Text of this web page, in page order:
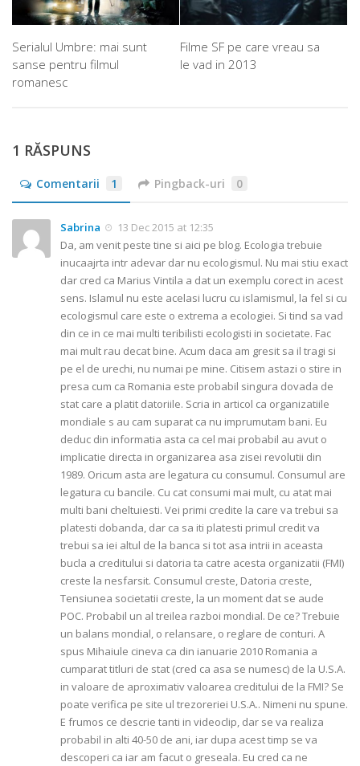
Serialul Umbre: mai sunt
sanse pentru filmul
romanesc
Filme SF pe care vreau sa
le vad in 2013
1 RĂSPUNS
Comentarii 1 Pingback-uri 0
Sabrina
13 Dec 2015 at 12:35
Da, am venit peste tine si aici pe blog. Ecologia trebuie
inucaajrta intr adevar dar nu ecologismul. Nu mai stiu exact
dar cred ca Marius Vintila a dat un exemplu corect in acest
sens. Islamul nu este acelasi lucru cu islamismul, la fel si cu
ecologismul care este o extrema a ecologiei. Si tind sa vad
din ce in ce mai multi teribilisti ecologisti in societate. Fac
mai mult rau decat bine. Acum daca am gresit sa il tragi si
pe el de urechi, nu numai pe mine. Citisem astazi o stire in
presa cum ca Romania este probabil singura dovada de
stat care a platit datoriile. Scria in articol ca organizatiile
mondiale s au cam suparat ca nu imprumutam bani. Eu
deduc din informatia asta ca cel mai probabil au avut o
implicatie directa in organizarea asa zisei revolutii din
1989. Oricum asta are legatura cu consumul. Consumul are
legatura cu bancile. Cu cat consumi mai mult, cu atat mai
multi bani cheltuiesti. Vei primi credite la care va trebui sa
platesti dobanda, dar ca sa iti platesti primul credit va
trebui sa iei altul de la banca si tot asa intrii in aceasta
bucla a creditului si datoria ta catre acesta organizatii (FMI)
creste la nesfarsit. Consumul creste, Datoria creste,
Tensiunea societatii creste, la un moment dat se aude
POC. Probabil un al treilea razboi mondial. De ce? Trebuie
un balans mondial, o relansare, o reglare de conturi. A
spus Mihaiule cineva ca din ianuarie 2010 Romania a
cumparat titluri de stat (cred ca asa se numesc) de la U.S.A.
in valoare de aproximativ valoarea creditului de la FMI? Se
poate verifica pe site ul trezoreriei U.S.A.. Nimeni nu spune.
E frumos ce descrie tanti in videoclip, dar se va realiza
probabil in alti 40-50 de ani, iar dupa acest timp se va
descoperi ca iar am facut o greseala. Eu cred ca ne